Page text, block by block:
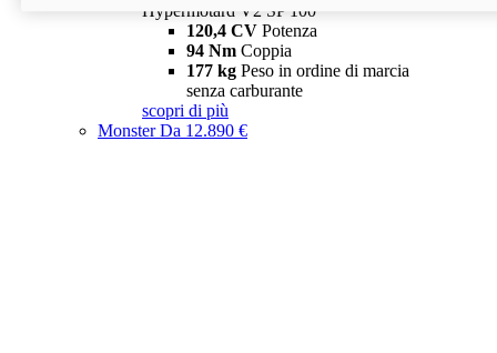
Hypermotard V2 SP 100
120,4 CV Potenza
94 Nm Coppia
177 kg Peso in ordine di marcia
senza carburante
scopri di più
MonsterDa 12.890 €